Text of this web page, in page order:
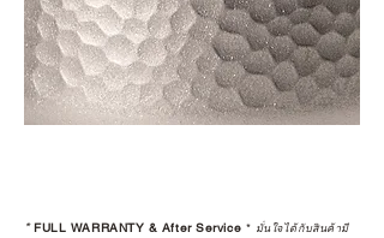
*FULL WARRANTY & After Service * มั่นใจได้กับสินค้ามี